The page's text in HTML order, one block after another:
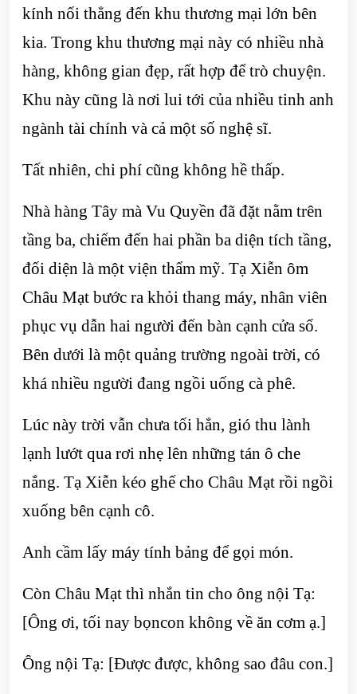
kính nối thẳng đến khu thương mại lớn bên
kia. Trong khu thương mại này có nhiều nhà
hàng, không gian đẹp, rất hợp để trò chuyện.
Khu này cũng là nơi lui tới của nhiều tinh anh
ngành tài chính và cả một số nghệ sĩ.
Tất nhiên, chi phí cũng không hề thấp.
Nhà hàng Tây mà Vu Quyền đã đặt nằm trên
tầng ba, chiếm đến hai phần ba diện tích tầng,
đối diện là một viện thẩm mỹ. Tạ Xiễn ôm
Châu Mạt bước ra khỏi thang máy, nhân viên
phục vụ dẫn hai người đến bàn cạnh cửa sổ.
Bên dưới là một quảng trường ngoài trời, có
khá nhiều người đang ngồi uống cà phê.
Lúc này trời vẫn chưa tối hẳn, gió thu lành
lạnh lướt qua rơi nhẹ lên những tán ô che
nắng. Tạ Xiễn kéo ghế cho Châu Mạt rồi ngồi
xuống bên cạnh cô.
Anh cầm lấy máy tính bảng để gọi món.
Còn Châu Mạt thì nhắn tin cho ông nội Tạ:
[Ông ơi, tối nay bọncon không về ăn cơm ạ.]
Ông nội Tạ: [Được được, không sao đâu con.]